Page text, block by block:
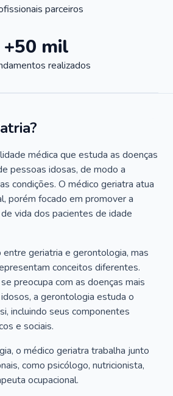
parceiros
+50 mil
realizados
médica que estuda as doenças
pessoas idosas, de modo a
condições. O médico geriatra atua
porém focado em promover a
vida dos pacientes de idade
entre geriatria e gerontologia, mas
conceitos diferentes.
preocupa com as doenças mais
a gerontologia estuda o
incluindo seus componentes
e sociais.
o médico geriatra trabalha junto
como psicólogo, nutricionista,
ocupacional.